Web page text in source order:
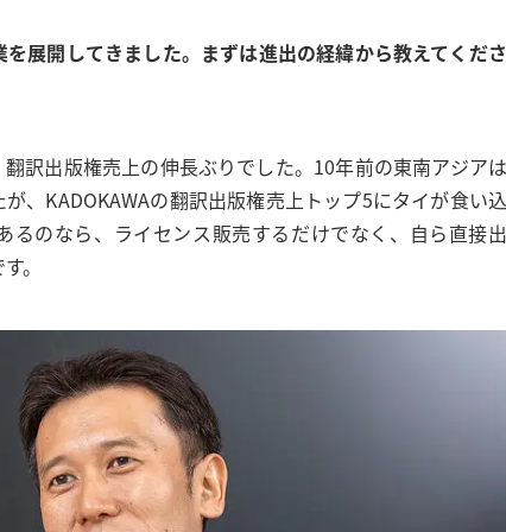
展開してきました。まずは進出の経緯から教えてくださ
訳出版権売上の伸長ぶりでした。10年前の東南アジアは
、KADOKAWAの翻訳出版権売上トップ5にタイが食い込
るのなら、ライセンス販売するだけでなく、自ら直接出
。